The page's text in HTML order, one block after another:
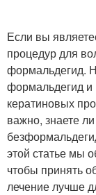
Если вы
процедур для
формальдегид.
формальдегид и
кератиновых
важно, знаете
этой статье мы
чтобы принять
лечение лучше